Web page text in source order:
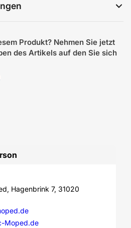
Produkt? Nehmen Sie jetzt
des Artikels auf den Sie sich
Hagenbrink 7, 31020
Moped.de